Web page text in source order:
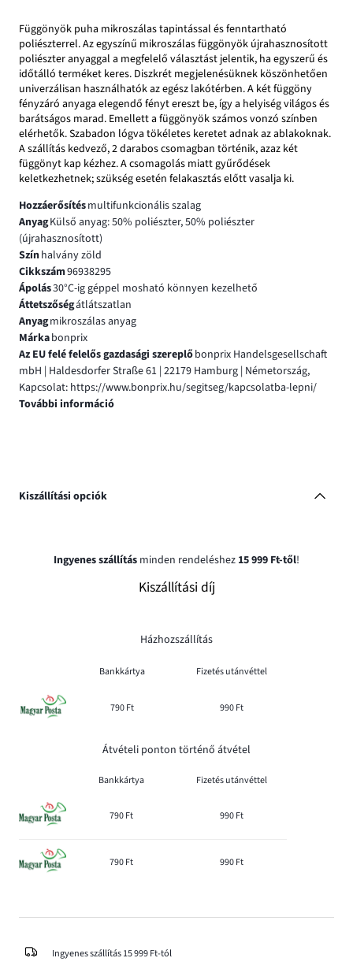
Függönyök puha mikroszálas tapintással és fenntartható
poliészterrel. Az egyszínű mikroszálas függönyök újrahasznosított
poliészter anyaggal a megfelelő választást jelentik, ha egyszerű és
időtálló terméket keres. Diszkrét megjelenésüknek köszönhetően
univerzálisan használhatók az egész lakótérben. A két függöny
fényzáró anyaga elegendő fényt ereszt be, így a helyiség világos és
barátságos marad. Emellett a függönyök számos vonzó színben
elérhetők. Szabadon lógva tökéletes keretet adnak az ablakoknak.
A szállítás kedvező, 2 darabos csomagban történik, azaz két
függönyt kap kézhez. A csomagolás miatt gyűrődések
keletkezhetnek; szükség esetén felakasztás előtt vasalja ki.
Hozzáerősítésmultifunkcionális szalag
AnyagKülső anyag: 50% poliészter, 50% poliészter
(újrahasznosított)
Színhalvány zöld
Cikkszám96938295
Ápolás30°C-ig géppel mosható könnyen kezelhető
Áttetszőségátlátszatlan
Anyagmikroszálas anyag
Márkabonprix
Az EU felé felelős gazdasági szereplőbonprix Handelsgesellschaft
mbH | Haldesdorfer Straße 61 | 22179 Hamburg | Németország,
Kapcsolat: https://www.bonprix.hu/segitseg/kapcsolatba-lepni/
További információ
Kiszállítási opciók
Ingyenes szállítás minden rendeléshez 15 999 Ft-től!
Kiszállítási díj
Házhozszállítás
Bankkártya Fizetés utánvéttel
790 Ft 990 Ft
Átvételi ponton történő átvétel
Bankkártya Fizetés utánvéttel
790 Ft 990 Ft
790 Ft 990 Ft
Ingyenes szállítás 15 999 Ft-tól